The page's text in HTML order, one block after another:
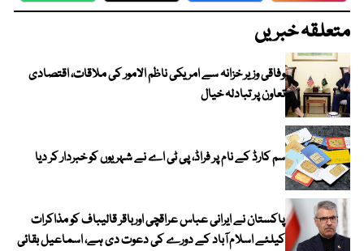
متعلقہ خبریں
وفاقی وزیر خزانہ سے امریکی ناظم الامور کی ملاقات، اقتصادی
تعاون پر تبادلہ خیال
سم کارڈ کے نام پر فراڈ، پی ٹی اے نے شہریوں کو خبردار کر دیا
پاکستان نے ایرانی عباس عراقچی اورباقر قالیباف کو مذاکرات
کیلئے اسلام آباد کے دورے کی دعوت دی ہے، اسماعیل بقائی